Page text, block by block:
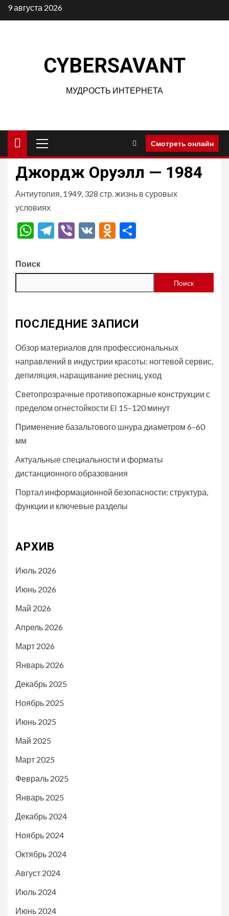
Перейти
к
9 августа 2026
CYBERSAVANT
МУДРОСТЬ ИНТЕРНЕТА
меню
Смотреть онлайн
Джордж Оруэлл — 1984
Антиутопия, 1949, 328 стр. жизнь в суровых
условиях
WhatsApp
Telegram
Viber
VK Odnoklassniki
Поиск
Поиск
ПОСЛЕДНИЕ ЗАПИСИ
Обзор материалов для профессиональных
направлений в индустрии красоты: ногтевой сервис,
депиляция, наращивание ресниц, уход
Светопрозрачные противопожарные конструкции с
пределом огнестойкости EI 15–120 минут
Применение базальтового шнура диаметром 6–60
мм
Актуальные специальности и форматы
дистанционного образования
Портал информационной безопасности: структура,
функции и ключевые разделы
АРХИВ
Июль 2026
Июнь 2026
Май 2026
Апрель 2026
Март 2026
Январь 2026
Декабрь 2025
Ноябрь 2025
Июнь 2025
Май 2025
Март 2025
Февраль 2025
Январь 2025
Декабрь 2024
Ноябрь 2024
Октябрь 2024
Август 2024
Июль 2024
Июнь 2024